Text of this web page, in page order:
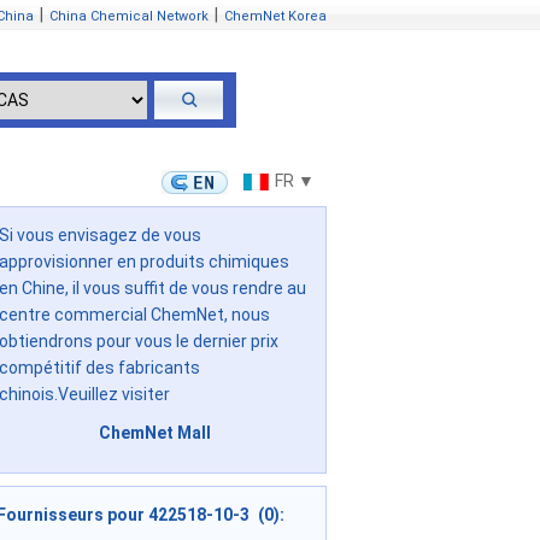
China Chemical Network ChemNet Korea
FR ▼
Si vous envisagez de vous
approvisionner en produits chimiques
en Chine, il vous suffit de vous rendre au
centre commercial ChemNet, nous
obtiendrons pour vous le dernier prix
compétitif des fabricants
chinois.Veuillez visiter
ChemNet Mall
pour 422518-10-3 (0):